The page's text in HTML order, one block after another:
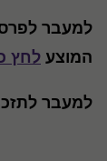
למעבר
המוצע לחץ
למעבר